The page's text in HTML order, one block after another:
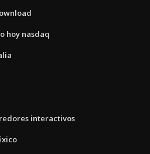
hoy nasdaq
interactivos